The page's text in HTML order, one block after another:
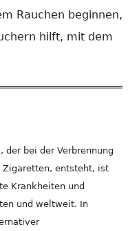
Rauchen beginnen,
hilft, mit dem
der bei der Verbrennung
Zigaretten, entsteht, ist
Krankheiten und
und weltweit. In